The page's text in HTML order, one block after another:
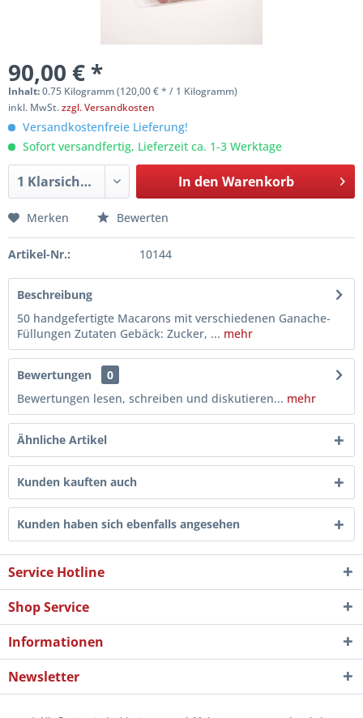
90,00 € *
Inhalt:0.75 Kilogramm (120,00 € * / 1 Kilogramm)
inkl. MwSt.zzgl. Versandkosten
Versandkostenfreie Lieferung!
Sofort versandfertig, Lieferzeit ca. 1-3 Werktage
In den Warenkorb
Merken Bewerten
Artikel-Nr.: 10144
Beschreibung
50 handgefertigte Macarons mit verschiedenen Ganache-
Füllungen Zutaten Gebäck: Zucker, ... mehr
Bewertungen
0
Bewertungen lesen, schreiben und diskutieren... mehr
Ähnliche Artikel
Kunden kauften auch
Kunden haben sich ebenfalls angesehen
Service Hotline
Shop Service
Informationen
Newsletter